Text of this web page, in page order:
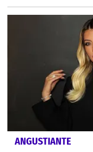
ANGUSTIANTE